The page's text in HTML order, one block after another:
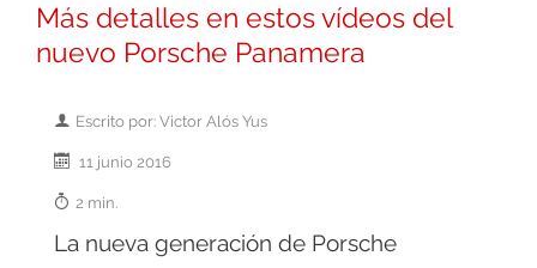
Más detalles en estos vídeos del
nuevo Porsche Panamera
Escrito por: Victor Alós Yus
11 junio 2016
2 min.
La nueva generación de Porsche